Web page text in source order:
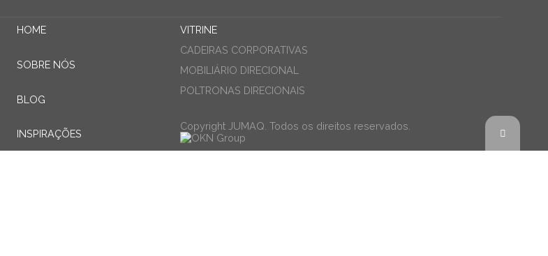
HOME
SOBRE NÓS
BLOG
INSPIRAÇÕES
VITRINE
CADEIRAS CORPORATIVAS
MOBILIÁRIO DIRECIONAL
POLTRONAS DIRECIONAIS
Copyright JUMAQ. Todos os direitos reservados.